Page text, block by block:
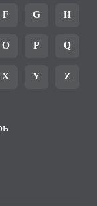
F G H
O P Q
X Y Z